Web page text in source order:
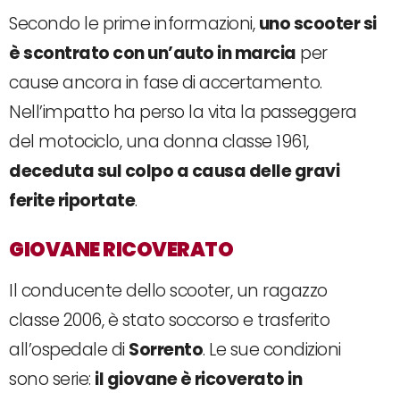
Secondo le prime informazioni,uno scooter si
è scontrato con un’auto in marcia per
cause ancora in fase di accertamento.
Nell’impatto ha perso la vita la passeggera
del motociclo, una donna classe 1961,
deceduta sul colpo a causa delle gravi
ferite riportate.
GIOVANE RICOVERATO
Il conducente dello scooter, un ragazzo
classe 2006, è stato soccorso e trasferito
all’ospedale di Sorrento. Le sue condizioni
sono serie: il giovane è ricoverato in